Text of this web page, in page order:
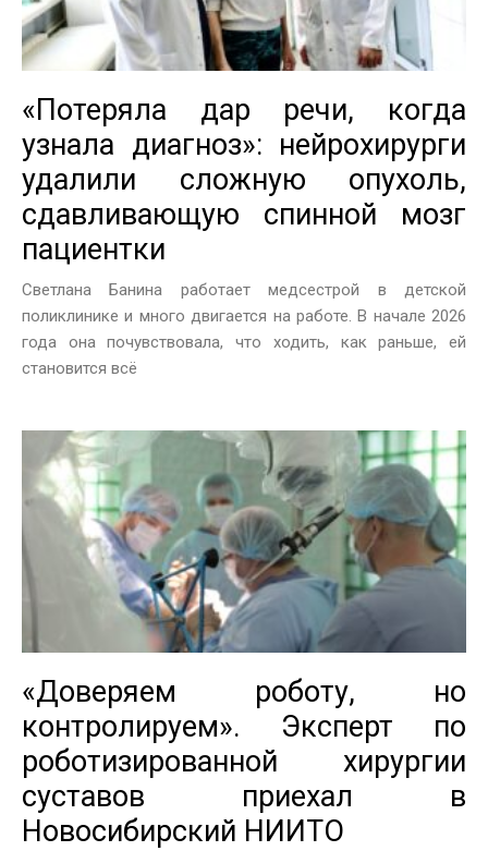
«Потеряла дар речи, когда
узнала диагноз»: нейрохирурги
удалили сложную опухоль,
сдавливающую спинной мозг
пациентки
Светлана Банина работает медсестрой в детской
поликлинике и много двигается на работе. В начале 2026
года она почувствовала, что ходить, как раньше, ей
становится всё
«Доверяем роботу, но
контролируем». Эксперт по
роботизированной хирургии
суставов приехал в
Новосибирский НИИТО